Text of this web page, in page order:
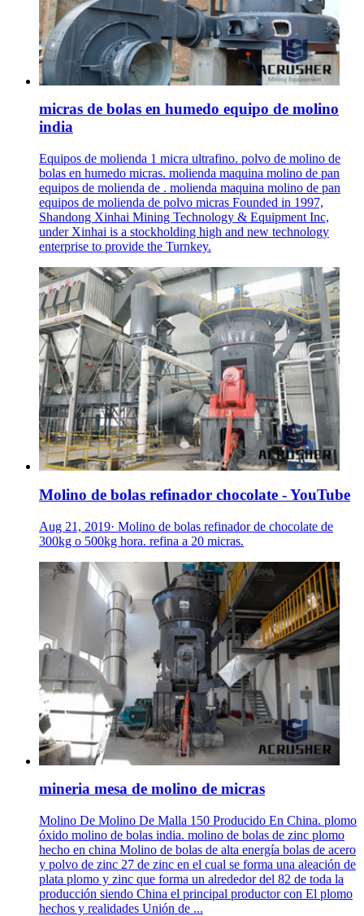
micras de bolas en humedo equipo de molino
india
Equipos de molienda 1 micra ultrafino. polvo de molino de
bolas en humedo micras. molienda maquina molino de pan
equipos de molienda de . molienda maquina molino de pan
equipos de molienda de polvo micras Founded in 1997,
Shandong Xinhai Mining Technology & Equipment Inc,
under Xinhai is a stockholding high and new technology
enterprise to provide the Turnkey.
Molino de bolas refinador chocolate - YouTube
Aug 21, 2019· Molino de bolas refinador de chocolate de
300kg o 500kg hora. refina a 20 micras.
mineria mesa de molino de micras
Molino De Molino De Malla 150 Producido En China. plomo
óxido molino de bolas india. molino de bolas de zinc plomo
hecho en china Molino de bolas de alta energía bolas de acero
y polvo de zinc 27 de zinc en el cual se forma una aleación de
plata plomo y zinc que forma un alrededor del 82 de toda la
producción siendo China el principal productor con El plomo
hechos y realidades Unión de ...